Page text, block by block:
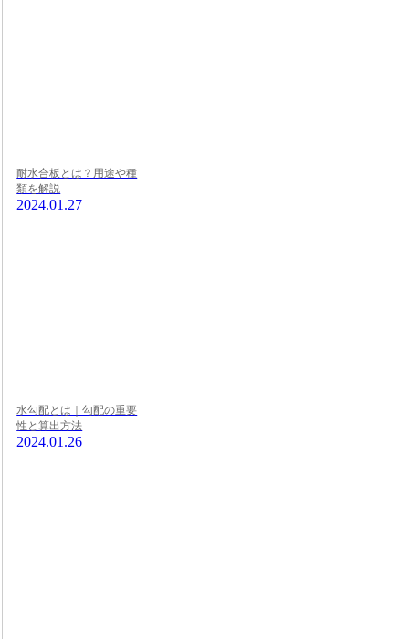
耐水合板とは？用途や種
類を解説
2024.01.27
水勾配とは｜勾配の重要
性と算出方法
2024.01.26